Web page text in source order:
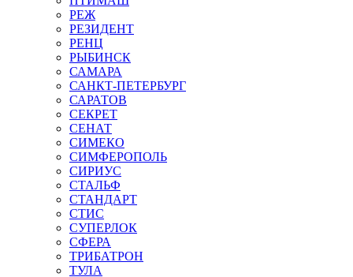
РЕЖ
РЕЗИДЕНТ
РЕНЦ
РЫБИНСК
САМАРА
САНКТ-ПЕТЕРБУРГ
САРАТОВ
СЕКРЕТ
СЕНАТ
СИМЕКО
СИМФЕРОПОЛЬ
СИРИУС
СТАЛЬФ
СТАНДАРТ
СТИС
СУПЕРЛОК
СФЕРА
ТРИБАТРОН
ТУЛА